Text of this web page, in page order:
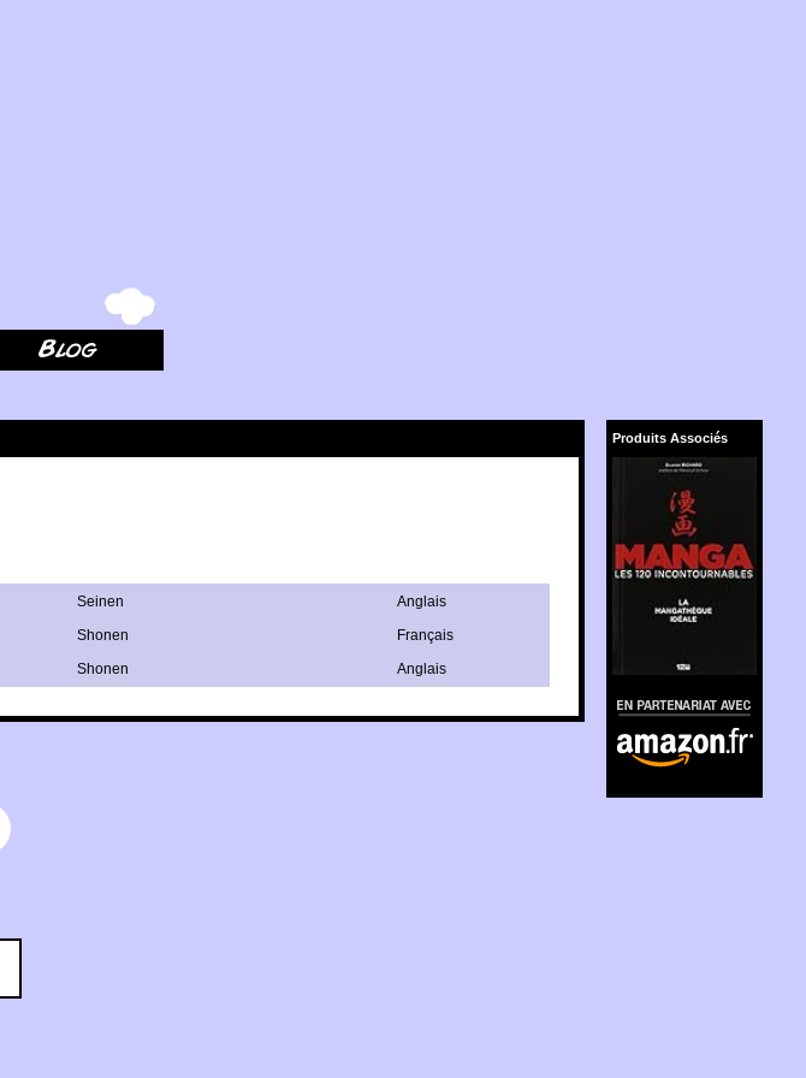
Produits Associés
En partenariat avec
Amazon.fr
Seinen
Anglais
Shonen
Français
Shonen Anglais